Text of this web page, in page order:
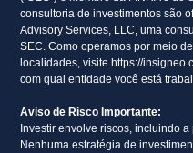
consultoria de investimentos são
Advisory Services, LLC, uma
SEC. Como operamos por meio
localidades, visite https://
com qual entidade você está
Aviso de Risco Importante:
Investir envolve riscos, incluindo
Nenhuma estratégia de